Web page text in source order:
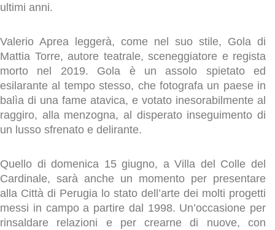
ultimi anni.
Valerio Aprea leggerà, come nel suo stile, Gola di
Mattia Torre, autore teatrale, sceneggiatore e regista
morto nel 2019. Gola è un assolo spietato ed
esilarante al tempo stesso, che fotografa un paese in
balìa di una fame atavica, e votato inesorabilmente al
raggiro, alla menzogna, al disperato inseguimento di
un lusso sfrenato e delirante.
Quello di domenica 15 giugno, a Villa del Colle del
Cardinale, sarà anche un momento per presentare
alla Città di Perugia lo stato dell’arte dei molti progetti
messi in campo a partire dal 1998. Un’occasione per
rinsaldare relazioni e per crearne di nuove, con